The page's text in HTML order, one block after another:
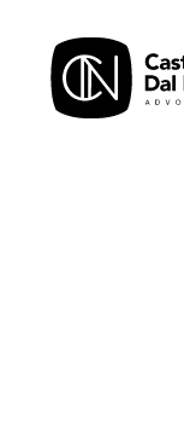
EmArtigo